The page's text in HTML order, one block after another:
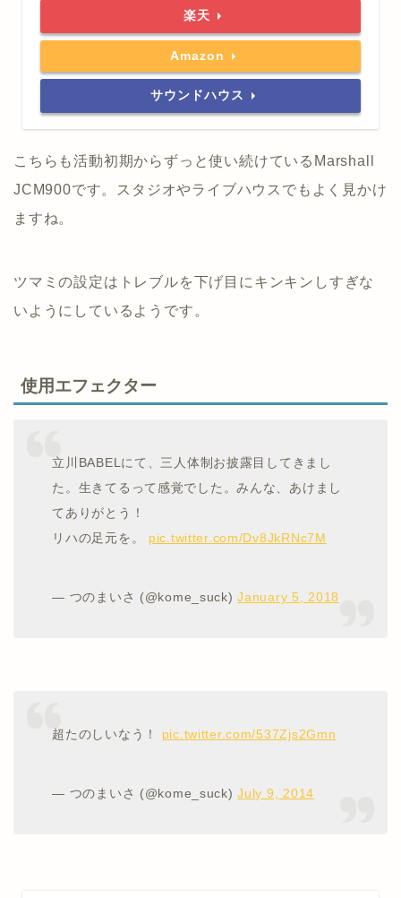
楽天
Amazon
サウンドハウス
こちらも活動初期からずっと使い続けているMarshall
JCM900です。スタジオやライブハウスでもよく見かけ
ますね。
ツマミの設定はトレブルを下げ目にキンキンしすぎな
いようにしているようです。
使用エフェクター
立川BABELにて、三人体制お披露目してきまし
た。生きてるって感覚でした。みんな、あけまし
てありがとう！
リハの足元を。 pic.twitter.com/Dv8JkRNc7M
— つのまいさ (@kome_suck)January 5, 2018
超たのしいなう！ pic.twitter.com/537Zjs2Gmn
— つのまいさ (@kome_suck)July 9, 2014